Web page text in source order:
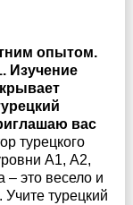
опытом.
Изучение
вас
турецкого
А1, А2,
– это весело и
турецкий